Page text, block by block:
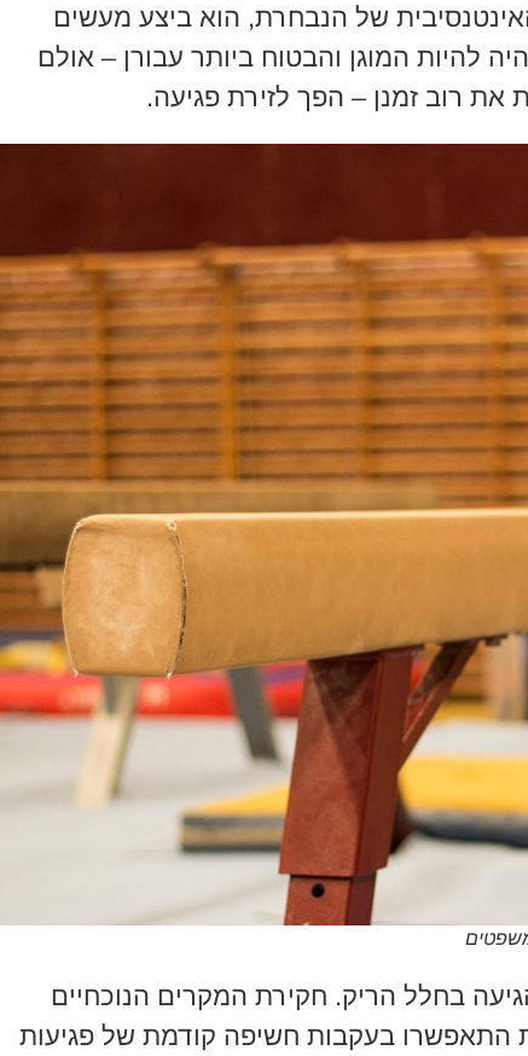
של הנבחרת, הוא ביצע מעשים
להיות המוגן והבטוח ביותר עבורן – אולם
רוב זמנן – הפך לזירת פגיעה.
בחלל הריק. חקירת המקרים הנוכחיים
התאפשרו בעקבות חשיפה קודמת של פגיעות